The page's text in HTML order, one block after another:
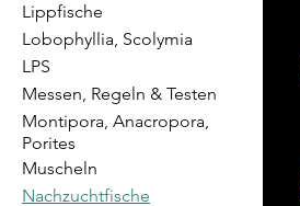
Lippfische
Lobophyllia, Scolymia
LPS
Messen, Regeln & Testen
Montipora, Anacropora,
Porites
Muscheln
Nachzuchtfische